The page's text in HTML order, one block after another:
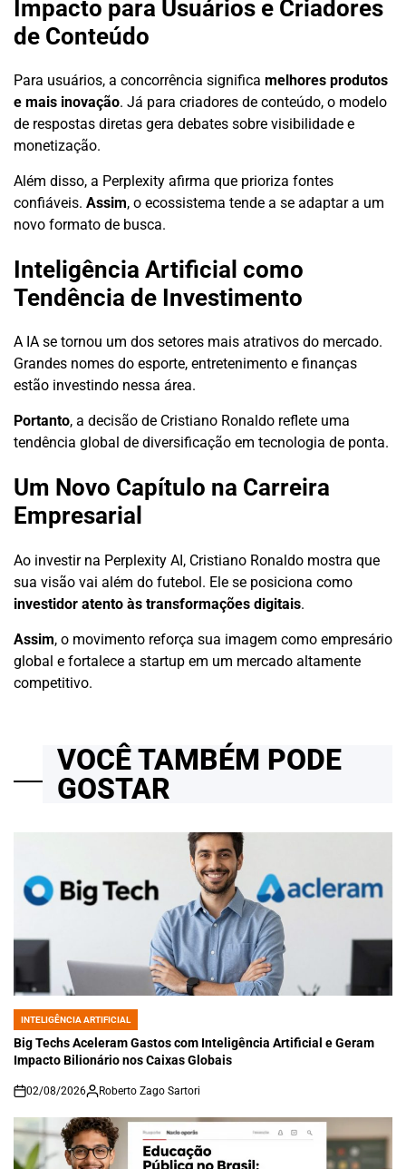
Impacto para Usuários e Criadores
de Conteúdo
Para usuários, a concorrência significa melhores produtos
e mais inovação. Já para criadores de conteúdo, o modelo
de respostas diretas gera debates sobre visibilidade e
monetização.
Além disso, a Perplexity afirma que prioriza fontes
confiáveis. Assim, o ecossistema tende a se adaptar a um
novo formato de busca.
Inteligência Artificial como
Tendência de Investimento
A IA se tornou um dos setores mais atrativos do mercado.
Grandes nomes do esporte, entretenimento e finanças
estão investindo nessa área.
Portanto, a decisão de Cristiano Ronaldo reflete uma
tendência global de diversificação em tecnologia de ponta.
Um Novo Capítulo na Carreira
Empresarial
Ao investir na Perplexity AI, Cristiano Ronaldo mostra que
sua visão vai além do futebol. Ele se posiciona como
investidor atento às transformações digitais.
Assim, o movimento reforça sua imagem como empresário
global e fortalece a startup em um mercado altamente
competitivo.
VOCÊ TAMBÉM PODE
GOSTAR
POSTED
IN
INTELIGÊNCIA ARTIFICIAL
Big Techs Aceleram Gastos com Inteligência Artificial e Geram
Impacto Bilionário nos Caixas Globais
on
02/08/2026 Roberto Zago Sartori